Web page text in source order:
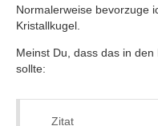
Normalerweise bevorzuge
Kristallkugel.
Meinst Du, dass das in
sollte:
Zitat